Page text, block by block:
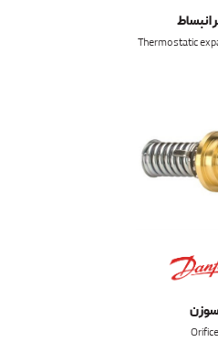
انبساط
Thermostatic
Orifice